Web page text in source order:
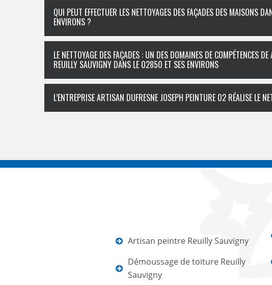
QUI PEUT EFFECTUER LES NETTOYAGES DES FAÇADES DES MAISONS
ENVIRONS ?
LE NETTOYAGE DES FAÇADES : UN DES DOMAINES DE COMPÉTENCES
REUILLY SAUVIGNY DANS LE 02850 ET SES ENVIRONS
L’ENTREPRISE ARTISAN DUFRESNE JOSEPH PEINTURE 02 RÉALISE LE
Artisan peintre Reuilly Sauvigny
Démoussage de toiture Reuilly
Sauvigny